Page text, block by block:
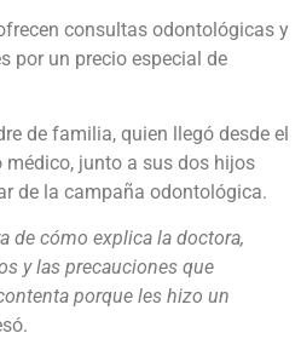
consultas odontológicas y
por un precio especial de
de familia, quien llegó desde el
junto a sus dos hijos
de la campaña odontológica.
de cómo explica la doctora,
y las precauciones que
porque les hizo un